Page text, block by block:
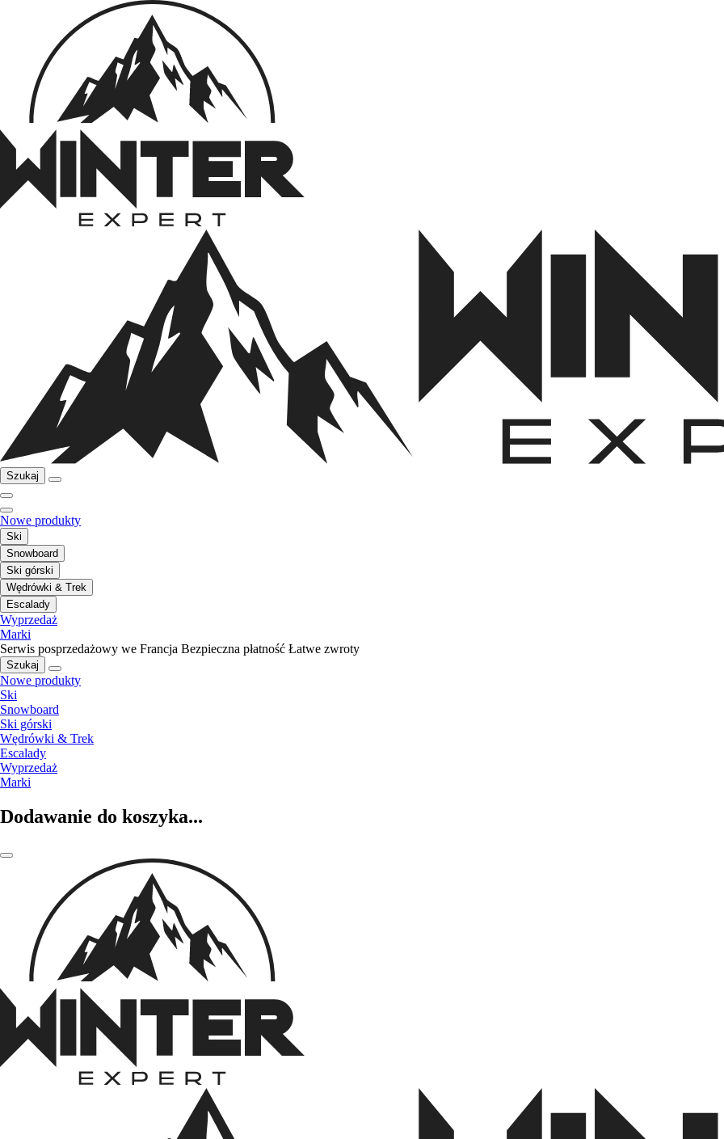
Szukaj
Nowe produkty
Ski
Snowboard
Ski górski
Wędrówki & Trek
Escalady
Wyprzedaż
Marki
Serwis posprzedażowy we Francja Bezpieczna płatność Łatwe zwroty
Szukaj
Nowe produkty
Ski
Snowboard
Ski górski
Wędrówki & Trek
Escalady
Wyprzedaż
Marki
Dodawanie do koszyka...